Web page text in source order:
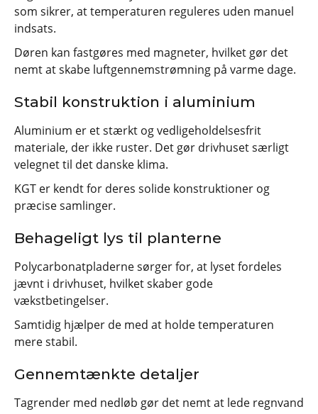
som sikrer, at temperaturen reguleres uden manuel
indsats.
Døren kan fastgøres med magneter, hvilket gør det
nemt at skabe luftgennemstrømning på varme dage.
Stabil konstruktion i aluminium
Aluminium er et stærkt og vedligeholdelsesfrit
materiale, der ikke ruster. Det gør drivhuset særligt
velegnet til det danske klima.
KGT er kendt for deres solide konstruktioner og
præcise samlinger.
Behageligt lys til planterne
Polycarbonatpladerne sørger for, at lyset fordeles
jævnt i drivhuset, hvilket skaber gode
vækstbetingelser.
Samtidig hjælper de med at holde temperaturen
mere stabil.
Gennemtænkte detaljer
Tagrender med nedløb gør det nemt at lede regnvand